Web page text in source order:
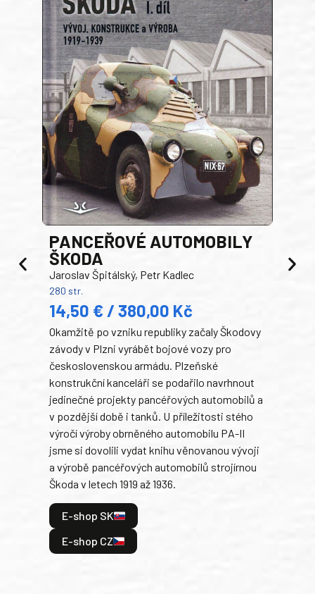
PANCEŘOVÉ AUTOMOBILY
ŠKODA
Jaroslav Špitálský, Petr Kadlec
280 str.
14,50 € / 380,00 Kč
Okamžitě po vzniku republiky začaly Škodovy
závody v Plzni vyrábět bojové vozy pro
československou armádu. Plzeňské
konstrukční kanceláři se podařilo navrhnout
jedinečné projekty pancéřových automobilů a
v pozdější době i tanků. U příležitosti stého
výročí výroby obrněného automobilu PA-II
jsme si dovolili vydat knihu věnovanou vývoji
a výrobě pancéřových automobilů strojírnou
Škoda v letech 1919 až 1936.
E-shop SK
E-shop CZ